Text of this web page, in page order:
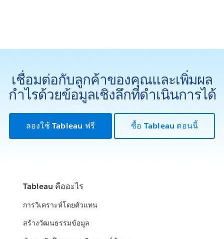
เชื่อมต่อกับลูกค้าของคุณและเพิ่มผล
กำไรด้วยข้อมูลเชิงลึกที่ดำเนินการได้
ลองใช้ Tableau ฟรี ซื้อ Tableau ตอนนี้
Tableau คืออะไร
การวิเคราะห์โดยตัวแทน
สร้างวัฒนธรรมข้อมูล